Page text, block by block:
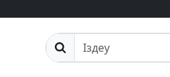
Сайттан іздеу